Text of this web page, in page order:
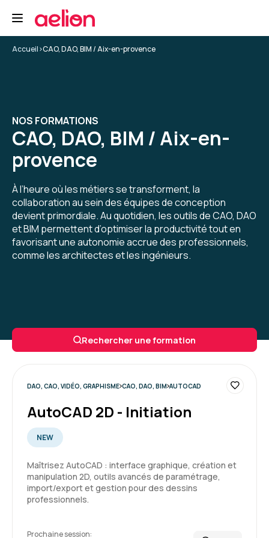
Accueil>CAO, DAO, BIM / Aix-en-provence
NOS FORMATIONS
CAO, DAO, BIM / Aix-en-
provence
À l’heure où les métiers se transforment, la
collaboration au sein des équipes de conception
devient primordiale. Au quotidien, les outils de CAO, DAO
et BIM permettent d’optimiser la productivité tout en
favorisant une autonomie accrue des professionnels,
comme les architectes et les ingénieurs.
Rechercher une formation
DAO, CAO, VIDÉO, GRAPHISME CAO, DAO, BIM AUTOCAD
AutoCAD 2D - Initiation
NEW
Maîtrisez AutoCAD : interface graphique, création et
manipulation 2D, outils avancés de paramétrage,
import/export et gestion pour des dessins
professionnels.
Prochaine session: